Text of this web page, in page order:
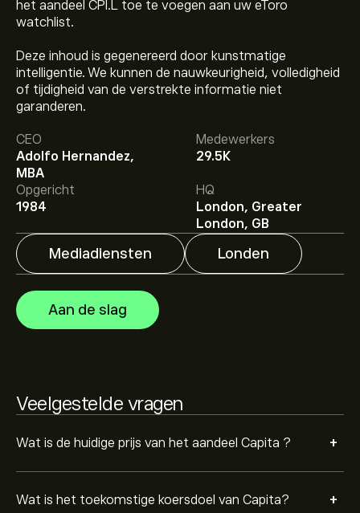
het aandeel CPI.L toe te voegen aan uw eToro
watchlist.
Deze inhoud is gegenereerd door kunstmatige
intelligentie. We kunnen de nauwkeurigheid, volledigheid
of tijdigheid van de verstrekte informatie niet
garanderen.
CEO
Adolfo Hernandez,
MBA
Medewerkers
29.5K
Opgericht
1984
HQ
London, Greater
London, GB
Mediadiensten Londen
Aan de slag
Veelgestelde vragen
Wat is de huidige prijs van het aandeel Capita ? +
De huidige koers van CPI.L is 263.5000‎p‎.
Wat is het toekomstige koersdoel van Capita? +
Het gemiddelde koersdoel voor Capita is 263.5000‎p‎.
Meld je aan
analistenvoorspellingen en koersdoelen.
Analisten bieden voorspellingen voor Capita gebaseerd
op markttrends, financiële rapporten en verwachte
groei. Bekijk de meest recente voorspelling voor
toekomstige koersbewegingen.
De marktkapitalisatie van Capita is 316.21M‎p‎